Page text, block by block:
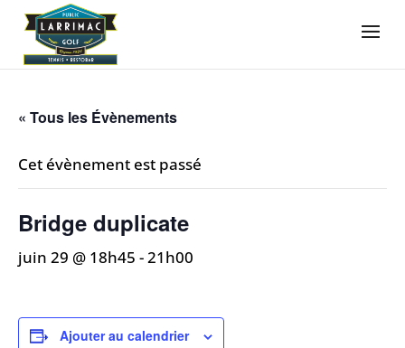
« Tous les Évènements
Cet évènement est passé
Bridge duplicate
juin 29 @ 18h45 -21h00
Ajouter au calendrier